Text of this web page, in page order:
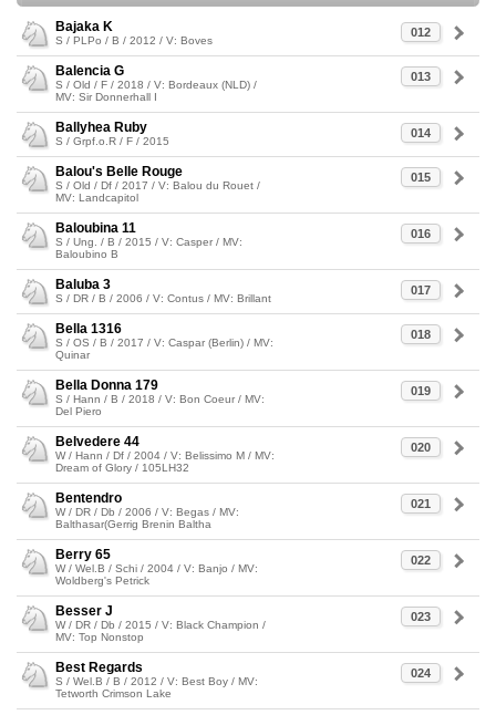
012
Bajaka K
S / PLPo / B / 2012 / V: Boves
013
Balencia G
S / Old / F / 2018 / V: Bordeaux (NLD) /
MV: Sir Donnerhall I
014
Ballyhea Ruby
S / Grpf.o.R / F / 2015
015
Balou's Belle Rouge
S / Old / Df / 2017 / V: Balou du Rouet /
MV: Landcapitol
016
Baloubina 11
S / Ung. / B / 2015 / V: Casper / MV:
Baloubino B
017
Baluba 3
S / DR / B / 2006 / V: Contus / MV: Brillant
018
Bella 1316
S / OS / B / 2017 / V: Caspar (Berlin) / MV:
Quinar
019
Bella Donna 179
S / Hann / B / 2018 / V: Bon Coeur / MV:
Del Piero
020
Belvedere 44
W / Hann / Df / 2004 / V: Belissimo M / MV:
Dream of Glory / 105LH32
021
Bentendro
W / DR / Db / 2006 / V: Begas / MV:
Balthasar(Gerrig Brenin Baltha
022
Berry 65
W / Wel.B / Schi / 2004 / V: Banjo / MV:
Woldberg's Petrick
023
Besser J
W / DR / Db / 2015 / V: Black Champion /
MV: Top Nonstop
024
Best Regards
S / Wel.B / B / 2012 / V: Best Boy / MV:
Tetworth Crimson Lake